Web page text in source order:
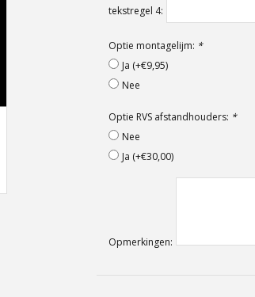
tekstregel 4:
Optie montagelijm: *
Ja (+€9,95)
Nee
Optie RVS afstandhouders: *
Nee
Ja (+€30,00)
Opmerkingen: